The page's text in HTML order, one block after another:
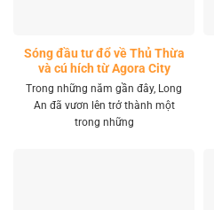
Sóng đầu tư đổ về Thủ Thừa
và cú hích từ Agora City
Trong những năm gần đây, Long
An đã vươn lên trở thành một
trong những